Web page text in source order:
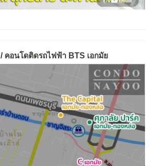
/ คอนโดติดรถไฟฟ้า BTS เอกมัย